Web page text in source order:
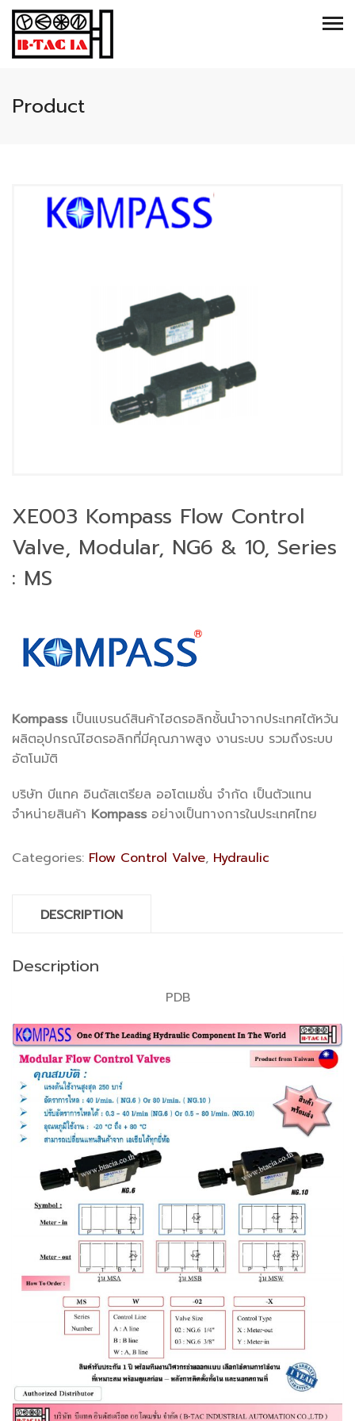
Product
XE003 Kompass Flow Control
Valve, Modular, NG6 & 10, Series
: MS
Kompassเป็นแบรนด์สินค้าไฮดรอลิกชั้นนำจากประเทศไต้หวัน
ผลิตอุปกรณ์ไฮดรอลิกที่มีคุณภาพสูง งานระบบ รวมถึงระบบ
อัตโนมัติ
บริษัท บีแทค อินดัสเตรียล ออโตเมชั่น จำกัด เป็นตัวแทน
จำหน่ายสินค้า Kompassอย่างเป็นทางการในประเทศไทย
Categories: Flow Control Valve, Hydraulic
DESCRIPTION
Description
PDB